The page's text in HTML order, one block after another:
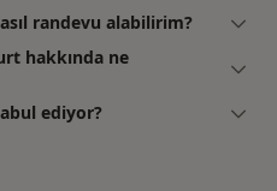
randevu alabilirim?
hakkında ne
ediyor?